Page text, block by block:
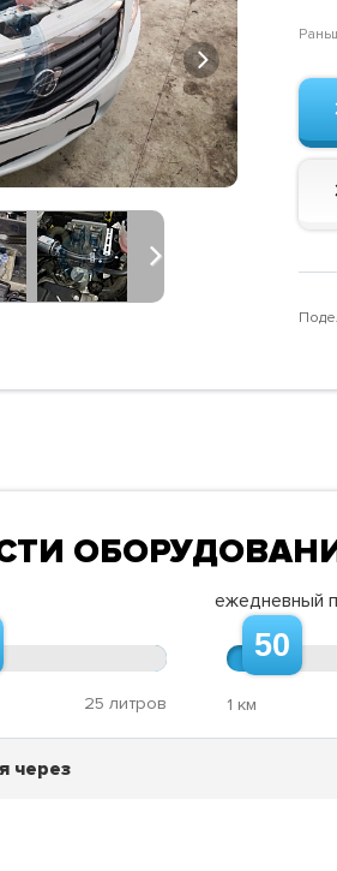
Next
Next
25 литров
ежедневный
50
1 км
через